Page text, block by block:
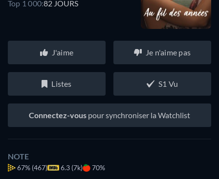
Top 1 000:82 JOURS
J'aime Je n'aime pas
Listes S1 Vu
Connectez-vous pour synchroniser la Watchlist
NOTE
67% (467) 6.3 (7k) 70%